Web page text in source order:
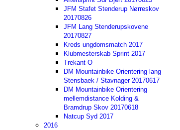
JFM Stafet Stenderup Nørreskov
20170826
JFM Lang Stenderupskovene
20170827
Kreds ungdomsmatch 2017
Klubmesterskab Sprint 2017
Trekant-O
DM Mountainbike Orientering lang
Stensbaek / Stavnager 20170617
DM Mountainbike Orientering
mellemdistance Kolding &
Bramdrup Skov 20170618
Natcup Syd 2017
2016